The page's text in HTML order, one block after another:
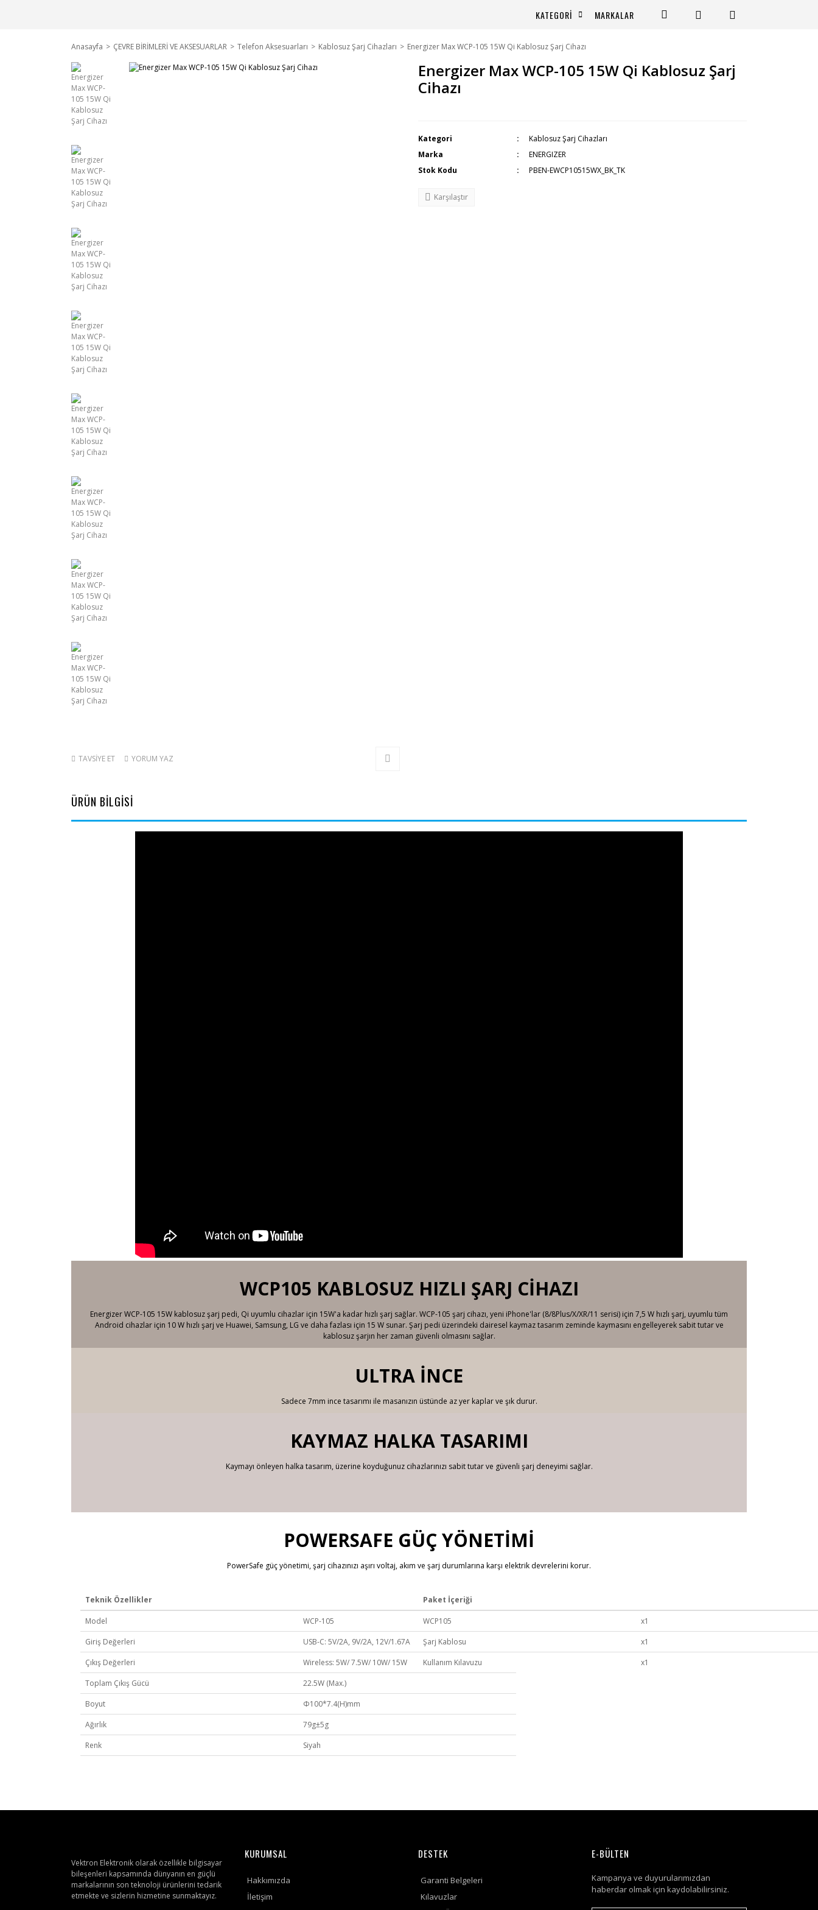
KATEGORİ MARKALAR
Anasayfa ÇEVRE BİRİMLERİ VE AKSESUARLAR Telefon Aksesuarları Kablosuz Şarj Cihazları Energizer Max WCP-105 15W Qi Kablosuz Şarj Cihazı
TAVSİYE ET YORUM YAZ
Energizer Max WCP-105 15W Qi Kablosuz Şarj
Cihazı
Kategori
Kablosuz Şarj Cihazları
Marka
ENERGIZER
Stok Kodu
PBEN-EWCP10515WX_BK_TK
Karşılaştır
ÜRÜN BİLGİSİ
WCP105 KABLOSUZ HIZLI ŞARJ CİHAZI
Energizer WCP-105 15W kablosuz şarj pedi, Qi uyumlu cihazlar için 15W'a kadar hızlı şarj sağlar. WCP-105 şarj cihazı, yeni iPhone'lar (8/8Plus/X/XR/11 serisi) için 7,5 W hızlı şarj, uyumlu tüm
Android cihazlar için 10 W hızlı şarj ve Huawei, Samsung, LG ve daha fazlası için 15 W sunar. Şarj pedi üzerindeki dairesel kaymaz tasarım zeminde kaymasını engelleyerek sabit tutar ve
kablosuz şarjın her zaman güvenli olmasını sağlar.
ULTRA İNCE
Sadece 7mm ince tasarımı ile masanızın üstünde az yer kaplar ve şık durur.
KAYMAZ HALKA TASARIMI
Kaymayı önleyen halka tasarım, üzerine koyduğunuz cihazlarınızı sabit tutar ve güvenli şarj deneyimi sağlar.
POWERSAFE GÜÇ YÖNETİMİ
PowerSafe güç yönetimi, şarj cihazınızı aşırı voltaj, akım ve şarj durumlarına karşı elektrik devrelerini korur.
Teknik Özellikler
Model
WCP-105
Giriş Değerleri
USB-C: 5V/2A, 9V/2A, 12V/1.67A
Çıkış Değerleri
Wireless: 5W/ 7.5W/ 10W/ 15W
Toplam Çıkış Gücü
22.5W (Max.)
Boyut
Φ100*7.4(H)mm
Ağırlık
79g±5g
Renk
Siyah
Paket İçeriği
WCP105
x1
Şarj Kablosu
x1
Kullanım Kılavuzu
x1
Vektron Elektronik olarak özellikle bilgisayar
bileşenleri kapsamında dünyanın en güçlü
markalarının son teknoloji ürünlerini tedarik
etmekte ve sizlerin hizmetine sunmaktayız.
KURUMSAL
Hakkımızda
İletişim
DESTEK
Garanti Belgeleri
Kılavuzlar
E-BÜLTEN
Kampanya ve duyurularımızdan
haberdar olmak için kaydolabilirsiniz.